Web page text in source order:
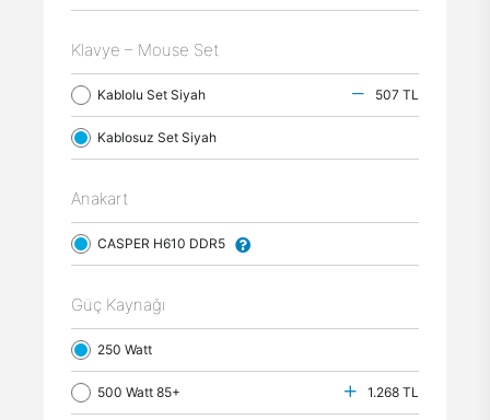
Klavye – Mouse Set
Kablolu Set Siyah 507 TL
Kablosuz Set Siyah
Anakart
CASPER H610 DDR5
Güç Kaynağı
250 Watt
500 Watt 85+ 1.268 TL